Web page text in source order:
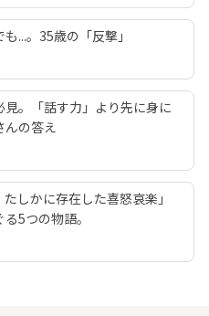
...。35歳の「反撃」
。「話す力」より先に身に
の答え
しかに存在した喜怒哀楽」
5つの物語。